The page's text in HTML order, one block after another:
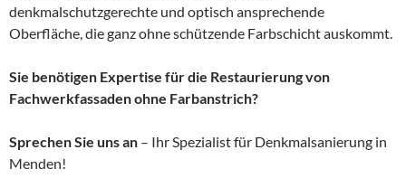
denkmalschutzgerechte und optisch ansprechende
Oberfläche, die ganz ohne schützende Farbschicht auskommt.
Sie benötigen Expertise für die Restaurierung von
Fachwerkfassaden ohne Farbanstrich?
Sprechen Sie uns an – Ihr Spezialist für Denkmalsanierung in
Menden!